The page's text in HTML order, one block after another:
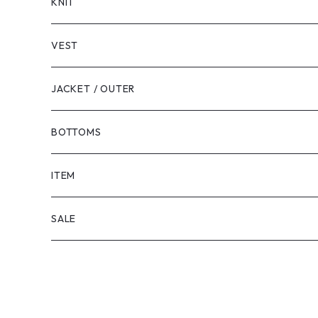
VEST
JACKET / OUTER
BOTTOMS
SHORTS
PANTS
ITEM
SALE